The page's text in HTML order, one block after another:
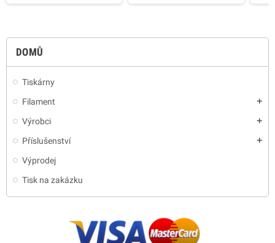
DOMŮ
Tiskárny
Filament
add
Výrobci add
Příslušenství add
Výprodej
Tisk na zakázku